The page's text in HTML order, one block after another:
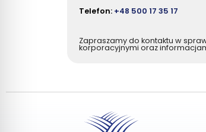
Telefon: +48 500 17 35 17
Zapraszamy do kontaktu w
korporacyjnymi oraz